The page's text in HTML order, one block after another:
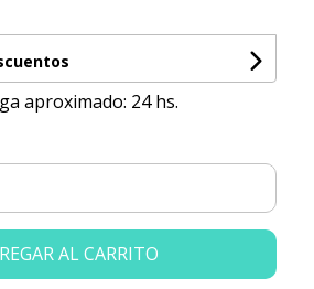
aproximado: 24 hs.
AL CARRITO